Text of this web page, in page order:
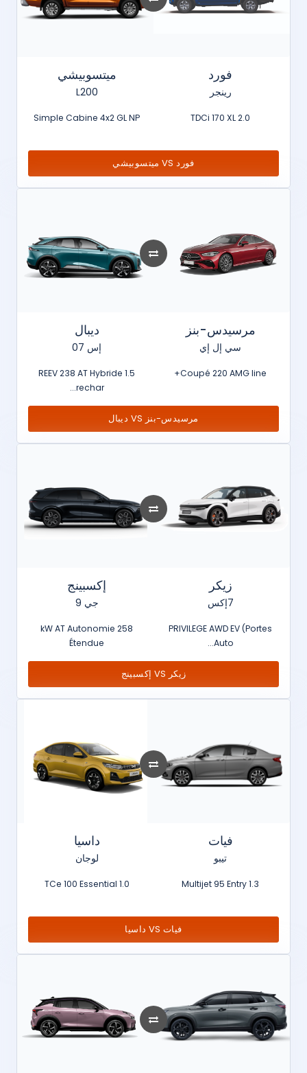
فورد
رينجر
2.0 TDCi 170 XL
ميتسوبيشي
L200
Simple Cabine 4x2 GL NP
فورد VS ميتسوبيشي
مرسيدس-بنز
سي إل إي
Coupé 220 AMG line+
ديبال
إس 07
1.5 REEV 238 AT Hybride
rechar...
مرسيدس-بنز VS ديبال
زيكر
7إكس
PRIVILEGE AWD EV (Portes
Auto...
إكسبينج
جي 9
258 kW AT Autonomie
Étendue
زيكر VS إكسبينج
فيات
تيبو
1.3 Multijet 95 Entry
داسيا
لوجان
1.0 TCe 100 Essential
فيات VS داسيا